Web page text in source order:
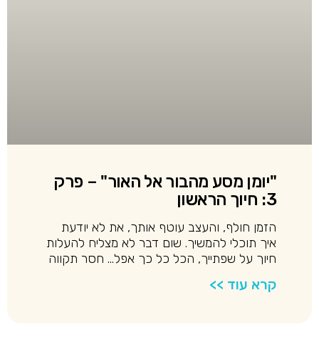
"יומן מסע מהבור אל האור" – פרק
3: חיוך הראשון
הזמן חולף, והעצב עוטף אותך, את לא יודעת
איך תוכלי להמשיך. שום דבר לא מצליח להעלות
חיוך על שפתייך, הכל כל כך אפל… חסר תקווה
קרא עוד >>